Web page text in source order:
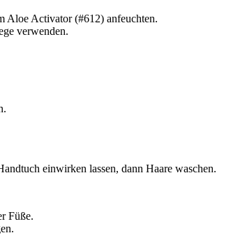
Aloe Activator (#612) anfeuchten.
verwenden.
einwirken lassen, dann Haare waschen.
Füße.